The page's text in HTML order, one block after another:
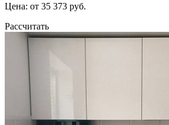
Цена: от 35 373 руб.
Рассчитать